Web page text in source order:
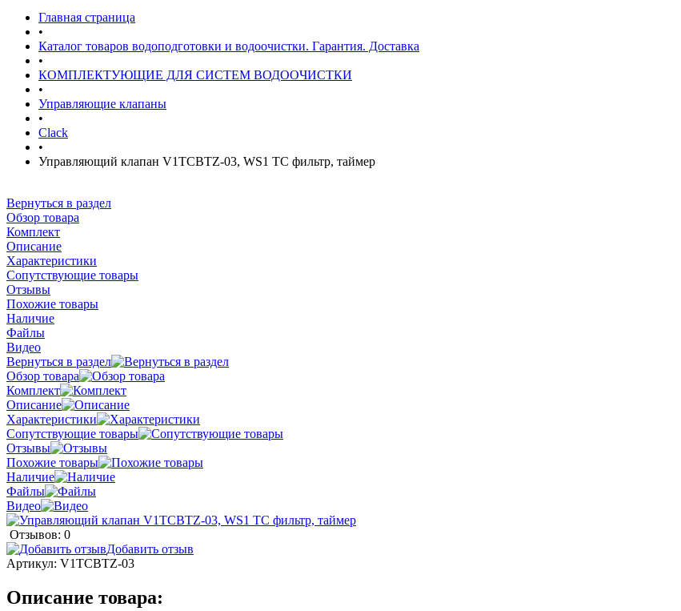
Главная страница
•
Каталог товаров водоподготовки и водоочистки. Гарантия. Доставка
•
КОМПЛЕКТУЮЩИЕ ДЛЯ СИСТЕМ ВОДООЧИСТКИ
•
Управляющие клапаны
•
Clack
•
Управляющий клапан V1TCBTZ-03, WS1 TC фильтр, таймер
Вернуться в раздел
Обзор товара
Комплект
Описание
Характеристики
Сопутствующие товары
Отзывы
Похожие товары
Наличие
Файлы
Видео
Вернуться в раздел
Обзор товара
Комплект
Описание
Характеристики
Сопутствующие товары
Отзывы
Похожие товары
Наличие
Файлы
Видео
Отзывов: 0
Добавить отзыв
Артикул: V1TCBTZ-03
Описание товара: